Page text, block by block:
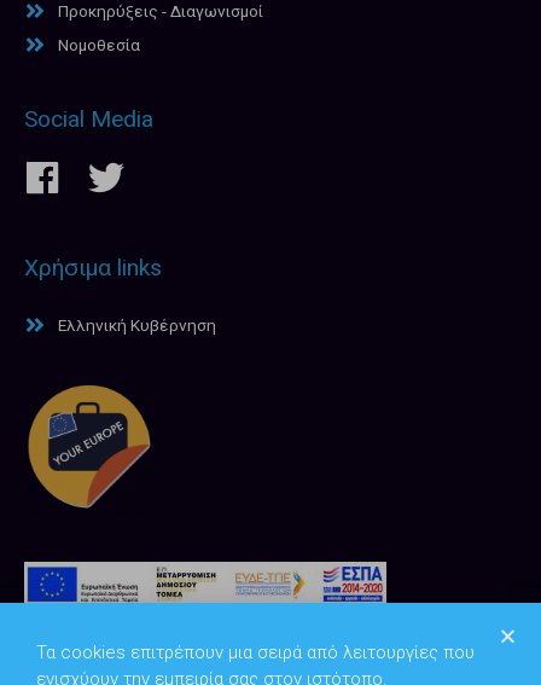
Προκηρύξεις - Διαγωνισμοί
Νομοθεσία
Social Media
Χρήσιμα links
Ελληνική Κυβέρνηση
Τα cookies επιτρέπουν μια σειρά από λειτουργίες που
ενισχύουν την εμπειρία σας στον ιστότοπο.